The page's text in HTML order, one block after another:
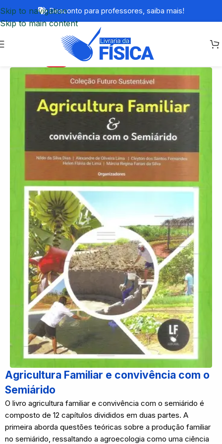
Skip to navigation
Skip to main content
Desconto para professores, saiba mais!
Agricultura Familiar e convivência com o
Semiárido
O livro agricultura familiar e convivência com o semiárido é
composto de 12 capítulos divididos em duas partes. A
primeira aborda questões teóricas sobre a produção familiar
no semiárido, ressaltando a agroecologia como uma ciência